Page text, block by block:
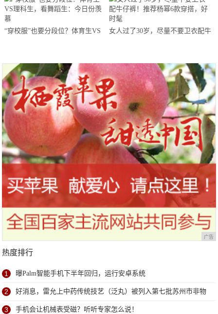
“穿校服”也要分段位？体育生VS
女人过了30岁，尽量不要卫衣配牛
广告
热度排行
1 曝Palm智能手机下半年回归，运行安卓系统
2 好消息，雷允上中药传统技艺（泛丸）被列入第七批苏州市非物
质文化遗产代表性项目名录
3 手机会让机械表受磁？听听专家怎么说！